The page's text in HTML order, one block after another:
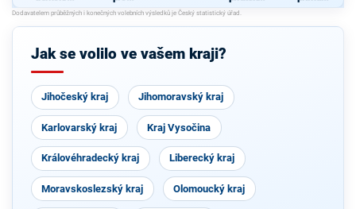
cká strana
+
STAROST
NEZÁVISL
VÝCHODO
ČEŠI
Královéhra
decký kraj
strana
demokraci
Jak se volilo ve vašem kraji?
Jihočeský kraj Jihomoravský kraj
Karlovarský kraj Kraj Vysočina
Královéhradecký kraj Liberecký kraj
Moravskoslezský kraj Olomoucký kraj